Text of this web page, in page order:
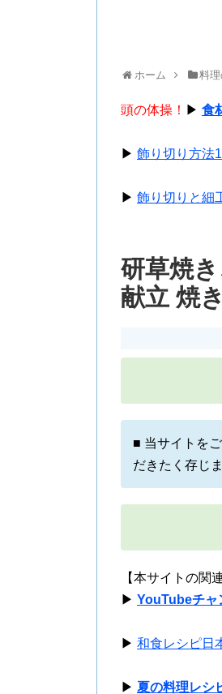
ホーム 料
頭の体操！ ▶ 食
▶ 飾り切り方法
▶ 飾り切りと細
研草焼
献立 焼
■ 当サイトを
だきたく存じま
【本サイトの関
▶ YouTubeチャ
▶ 和食レシピ日
▶ 夏の料理レシ